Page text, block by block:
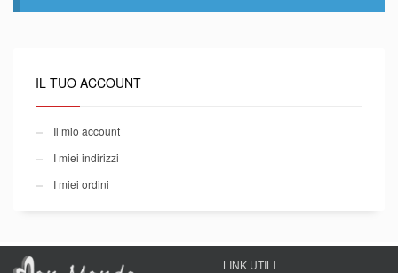
IL TUO ACCOUNT
Il mio account
I miei indirizzi
I miei ordini
LINK UTILI